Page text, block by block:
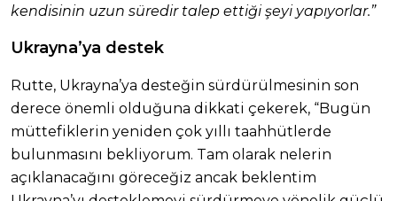
kendisinin uzun süredir talep ettiği şeyi yapıyorlar.”
Ukrayna’ya destek
Rutte, Ukrayna’ya desteğin sürdürülmesinin son
derece önemli olduğuna dikkati çekerek, “Bugün
müttefiklerin yeniden çok yıllı taahhütlerde
bulunmasını bekliyorum. Tam olarak nelerin
açıklanacağını göreceğiz ancak beklentim